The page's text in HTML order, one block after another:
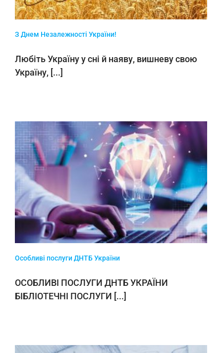
З Днем Незалежності України!
Любіть Україну у сні й наяву, вишневу свою
Україну, [...]
Особливі послуги ДНТБ України
ОСОБЛИВІ ПОСЛУГИ ДНТБ УКРАЇНИ
БІБЛІОТЕЧНІ ПОСЛУГИ [...]